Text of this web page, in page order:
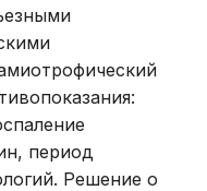
период
Решение о